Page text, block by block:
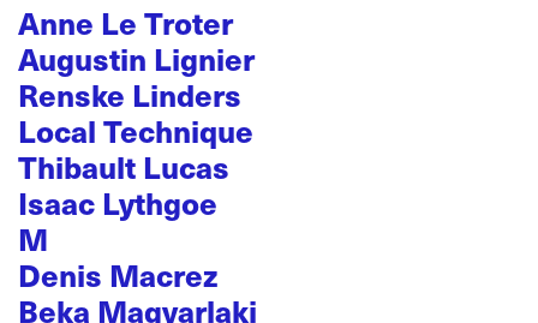
Anne Le Troter
Augustin Lignier
Renske Linders
Local Technique
Thibault Lucas
Isaac Lythgoe
M
Denis Macrez
Beka Magyarlaki